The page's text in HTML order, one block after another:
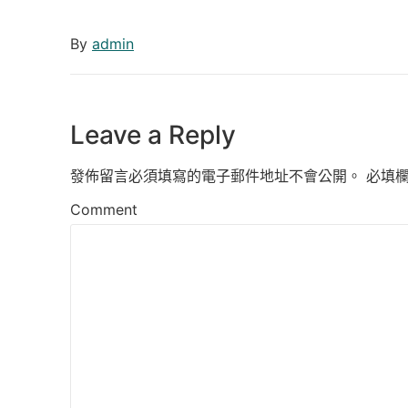
By admin
Leave a Reply
發佈留言必須填寫的電子郵件地址不會公開。 必填
Comment